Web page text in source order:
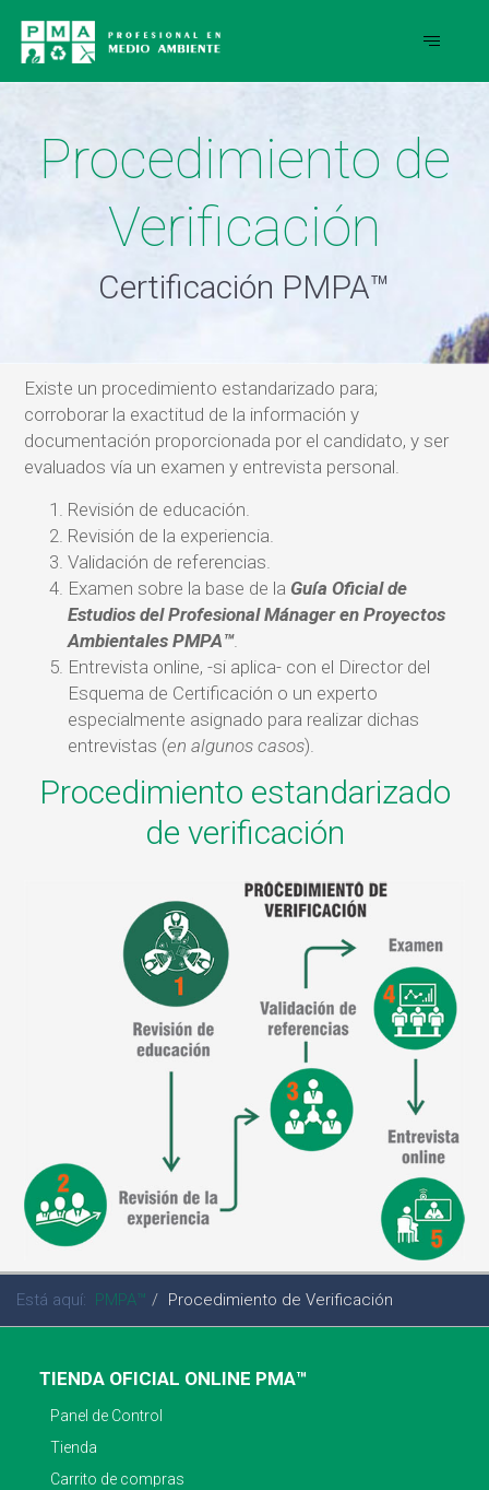
Procedimiento de
Verificación
Certificación PMPA™
Existe un procedimiento estandarizado para;
corroborar la exactitud de la información y
documentación proporcionada por el candidato, y ser
evaluados vía un examen y entrevista personal.
Revisión de educación.
Revisión de la experiencia.
Validación de referencias.
Examen sobre la base de la Guía Oficial de
Estudios del Profesional Mánager en Proyectos
Ambientales PMPA™.
Entrevista online, -si aplica- con el Director del
Esquema de Certificación o un experto
especialmente asignado para realizar dichas
entrevistas (en algunos casos).
Procedimiento estandarizado
de verificación
Está aquí: PMPA™ Procedimiento de Verificación
TIENDA OFICIAL ONLINE PMA™
Panel de Control
Tienda
Carrito de compras